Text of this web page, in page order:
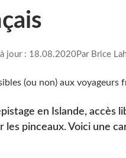
jour : 18.08.2020Par Brice
en Islande, accès
les pinceaux. Voici une